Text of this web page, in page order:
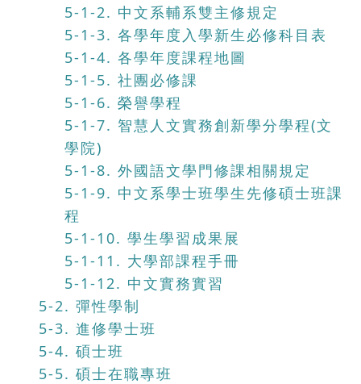
5-1-2. 中文系輔系雙主修規定
5-1-3. 各學年度入學新生必修科目表
5-1-4. 各學年度課程地圖
5-1-5. 社團必修課
5-1-6. 榮譽學程
5-1-7. 智慧人文實務創新學分學程(文
學院)
5-1-8. 外國語文學門修課相關規定
5-1-9. 中文系學士班學生先修碩士班課
程
5-1-10. 學生學習成果展
5-1-11. 大學部課程手冊
5-1-12. 中文實務實習
5-2. 彈性學制
5-3. 進修學士班
5-4. 碩士班
5-5. 碩士在職專班